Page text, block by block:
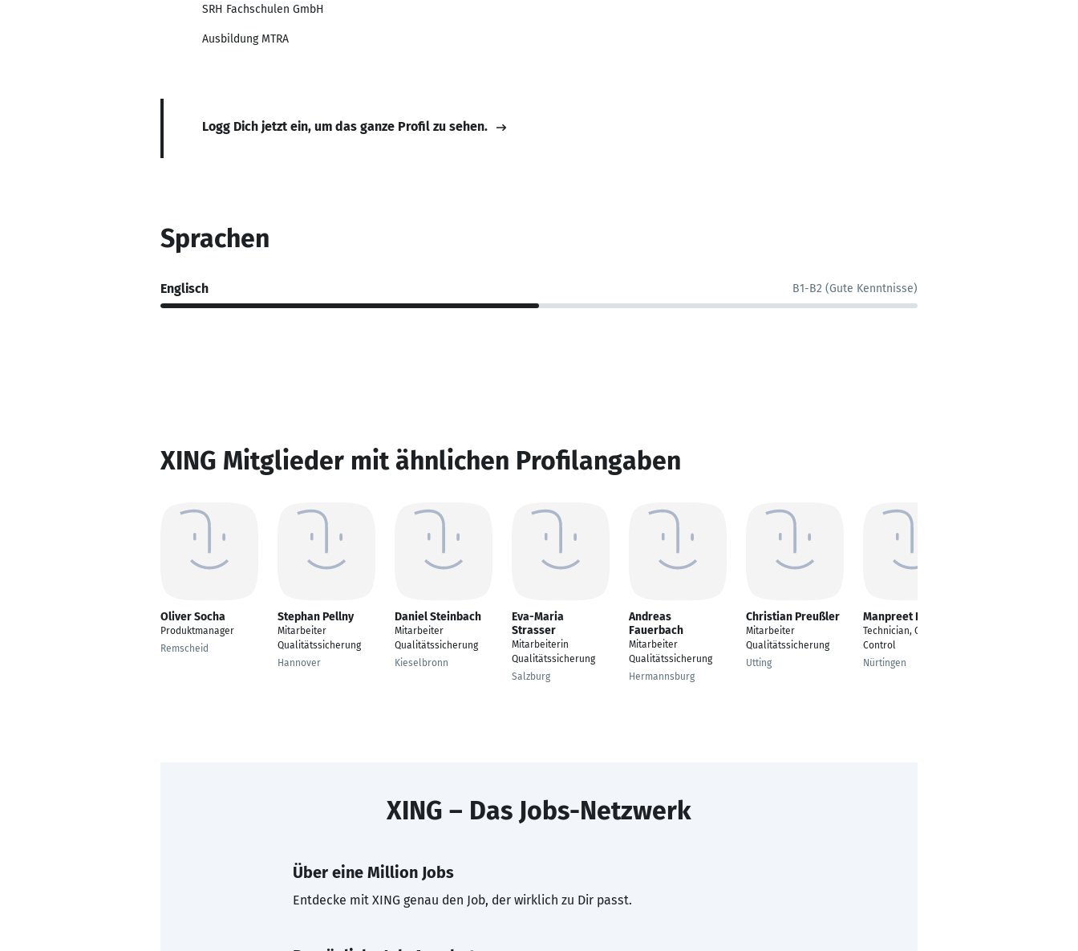
SRH Fachschulen GmbH
Ausbildung MTRA
Logg Dich jetzt ein, um das ganze Profil zu sehen.
Sprachen
Englisch B1-B2 (Gute Kenntnisse)
XING Mitglieder mit ähnlichen Profilangaben
Oliver Socha
Produktmanager
Remscheid
Stephan Pellny
Mitarbeiter
Qualitätssicherung
Hannover
Daniel Steinbach
Mitarbeiter
Qualitätssicherung
Kieselbronn
Eva-Maria
Strasser
Mitarbeiterin
Qualitätssicherung
Salzburg
Andreas
Fauerbach
Mitarbeiter
Qualitätssicherung
Hermannsburg
Christian Preußler
Mitarbeiter
Qualitätssicherung
Utting
Manpreet Dhillon
Technician, Quality
Control
Nürtingen
XING – Das Jobs-Netzwerk
Über eine Million Jobs
Entdecke mit XING genau den Job, der wirklich zu Dir passt.